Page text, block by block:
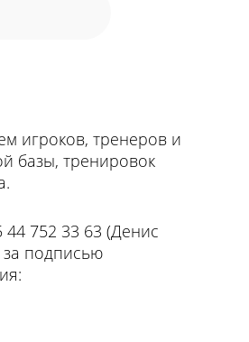
игроков, тренеров и
базы, тренировок
752 33 63 (Денис
за подписью